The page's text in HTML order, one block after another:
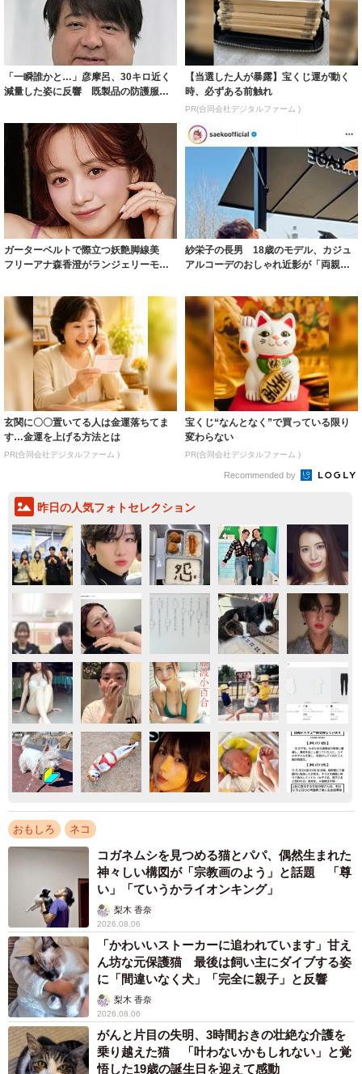
「一瞬誰かと…」彦摩呂、30キロ近く
減量した姿に反響 既製品の防護服が
【当選した人が暴露】宝くじ運が動く
時、必ずある前触れ
PR(合同会社デジタルファーム )
ガーターベルトで際立つ妖艶脚線美
フリーアナ森香澄がランジェリーモデ
紗栄子の長男 18歳のモデル、カジュ
アルコーデのおしゃれ近影が「両親の
玄関に〇〇置いてる人は金運落ちてま
す…金運を上げる方法とは
PR(合同会社デジタルファーム )
宝くじ“なんとなく”で買っている限り
変わらない
PR(合同会社デジタルファーム )
Recommended by
昨日の人気フォトセレクション
おもしろ ネコ
コガネムシを見つめる猫とパパ、偶然生まれた
神々しい構図が「宗教画のよう」と話題 「尊
い」「ていうかライオンキング」
梨木 香奈
2026.08.06
「かわいいストーカーに追われています」甘え
ん坊な元保護猫 最後は飼い主にダイブする姿
に「間違いなく犬」「完全に親子」と反響
梨木 香奈
2026.08.06
がんと片目の失明、3時間おきの壮絶な介護を
乗り越えた猫 「叶わないかもしれない」と覚
悟した19歳の誕生日を迎えて感動